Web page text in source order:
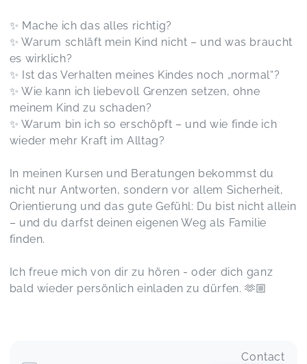
✨ Mache ich das alles richtig?
✨ Warum schläft mein Kind nicht – und was braucht
es wirklich?
✨ Ist das Verhalten meines Kindes noch „normal“?
✨ Wie kann ich liebevoll Grenzen setzen, ohne
meinem Kind zu schaden?
✨ Warum bin ich so erschöpft – und wie finde ich
wieder mehr Kraft im Alltag?
In meinen Kursen und Beratungen bekommst du
nicht nur Antworten, sondern vor allem Sicherheit,
Orientierung und das gute Gefühl: Du bist nicht allein
– und du darfst deinen eigenen Weg als Familie
finden.
Ich freue mich von dir zu hören - oder dich ganz
bald wieder persönlich einladen zu dürfen. 🫶🏼
Contact